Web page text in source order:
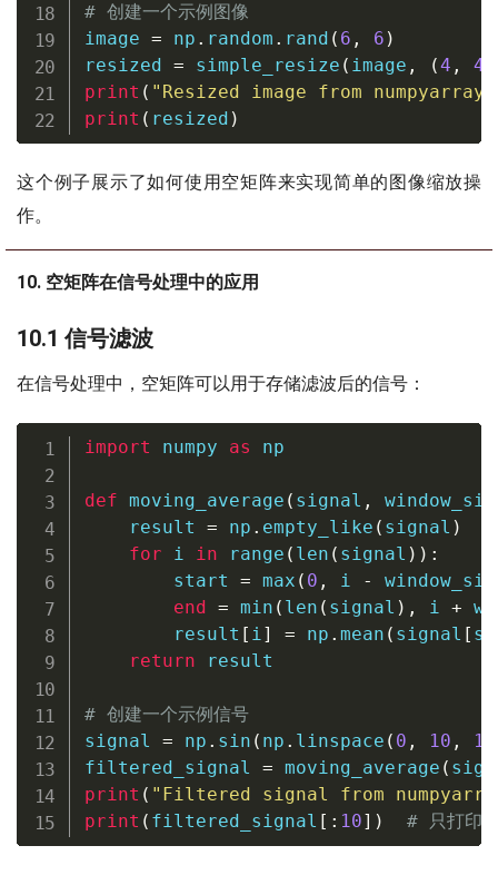
# 创建一个示例图像
image = np . random . rand ( 6 , 6 )
resized = simple_resize ( image , (4 , 4
print ( "Resized image from
print ( resized )
这个例子展示了如何使用空矩阵来实现简单的图像缩放操
作。
10. 空矩阵在信号处理中的应用
10.1 信号滤波
在信号处理中，空矩阵可以用于存储滤波后的信号：
import numpy as np
def moving_average ( signal ,
    result
= np . empty_like ( signal )
for i in range ( len ( signal ) ) :
        start
= max ( 0 , i -
end
= min ( len ( signal ) , i +
        result
[ i] = np . mean ( signal [
return result
# 创建一个示例信号
signal = np . sin ( np . linspace ( 0 , 10 ,
filtered_signal = moving_average (
print ( "Filtered signal from
print ( filtered_signal [ : 10] ) # 只打印